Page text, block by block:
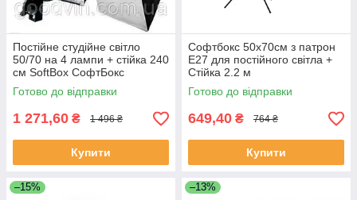
Постійне студійне світло
50/70 на 4 лампи + стійка 240
см SoftBox СофтБокс
Готово до відправки
1 271,60 ₴ 1 496 ₴
Купити
Софтбокс 50х70см з патрон
Е27 для постійного світла +
Стійка 2.2 м
Готово до відправки
649,40 ₴ 764 ₴
Купити
–15% –13%